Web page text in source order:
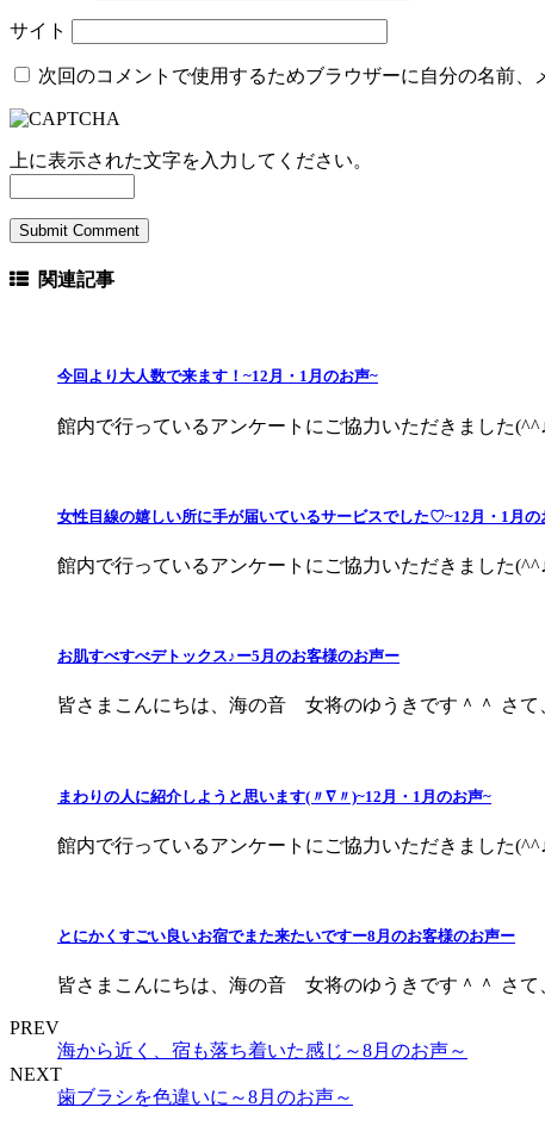
サイト
次回のコメントで使用するためブラウザーに自分の名前、
上に表示された文字を入力してください。
関連記事
今回より大人数で来ます！~12月・1月のお声~
館内で行っているアンケートにご協力いただきました
女性目線の嬉しい所に手が届いているサービスでした♡~12月・1月の
館内で行っているアンケートにご協力いただきました
お肌すべすべデトックス♪ー5月のお客様のお声ー
皆さまこんにちは、海の音 女将のゆうきです＾＾ さて
まわりの人に紹介しようと思います(〃∇〃)~12月・1月のお声~
館内で行っているアンケートにご協力いただきました
とにかくすごい良いお宿でまた来たいですー8月のお客様のお声ー
皆さまこんにちは、海の音 女将のゆうきです＾＾ さて
PREV
海から近く、宿も落ち着いた感じ～8月のお声～
NEXT
歯ブラシを色違いに～8月のお声～